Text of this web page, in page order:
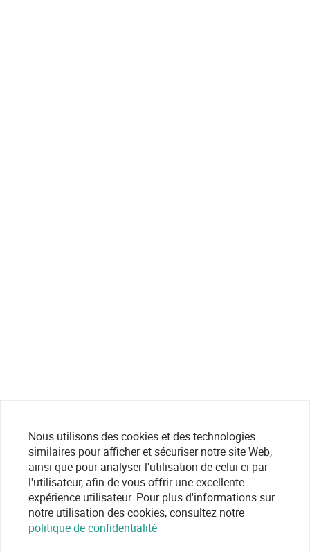
Nous utilisons des cookies et des technologies
similaires pour afficher et sécuriser notre site Web,
ainsi que pour analyser l'utilisation de celui-ci par
l'utilisateur, afin de vous offrir une excellente
expérience utilisateur. Pour plus d'informations sur
notre utilisation des cookies, consultez notre
politique de confidentialité